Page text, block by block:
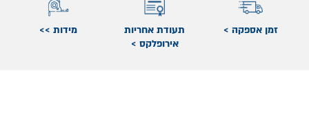
זמן אספקה >
תעודת אחריות
אירופלקס >
מידות >>